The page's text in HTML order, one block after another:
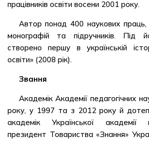
працівників освіти восени 2001 року.
Автор понад 400 наукових
монографій та підручників. Під
створено першу в українській
освіти» (2008 рік).
Звання
Академік Академії педагогічних
року, у 1997 та з 2012 року й
академік Української академії
президент Товариства «Знання»